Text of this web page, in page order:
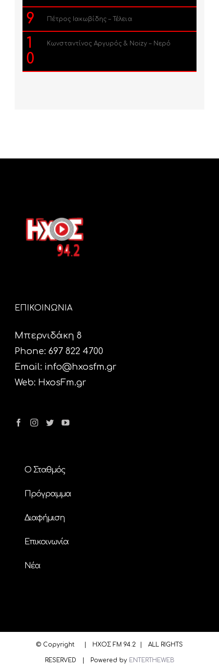
9 Πέτρος Ιακωβίδης – Τέλεια
1
0
Κωνσταντίνος Αργυρός & Noizy – Νερό
ΕΠΙΚΟΙΝΩΝΙΑ
Μπερνιδάκη 8
Phone: 697 822 4700
Email: info@hxosfm.gr
Web: HxosFm.gr
Ο Σταθμός
Πρόγραμμα
Διαφήμιση
Επικοινωνία
Nέα
© Copyright | ΗΧΟΣ FM 94.2 | ALL RIGHTS
RESERVED | Powered by ENTERTHEWEB